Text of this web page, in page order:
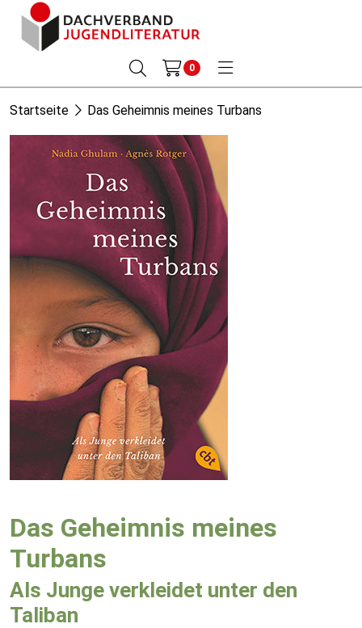
0
Startseite Das Geheimnis meines Turbans
Das Geheimnis meines
Turbans
Als Junge verkleidet unter den
Taliban